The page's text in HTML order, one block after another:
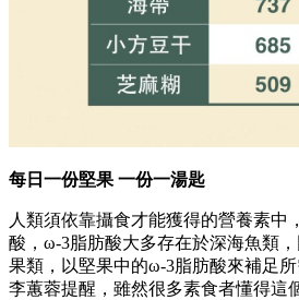
每日一份堅果 一份一湯匙
人類須依靠攝食才能獲得的營養素中
酸，ω-3脂肪酸大多存在於深海魚類
果類，以堅果中的ω-3脂肪酸來補足
李蕙蓉提醒，雖然很多素食者懂得這